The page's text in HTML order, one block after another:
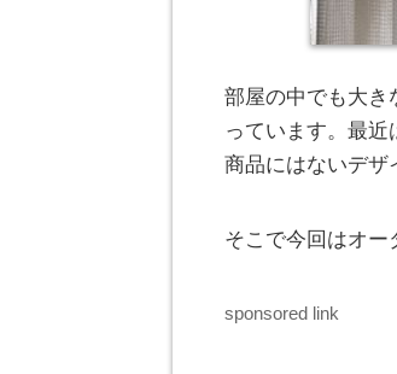
部屋の中でも大き
っています。最
商品にはないデザ
そこで今回はオー
sponsored link